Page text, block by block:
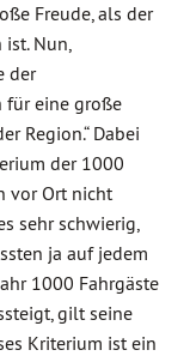
Freude, als der
Nun,
der
für eine große
Region.“ Dabei
der 1000
vor Ort nicht
sehr schwierig,
ja auf jedem
1000 Fahrgäste
gilt seine
Kriterium ist ein